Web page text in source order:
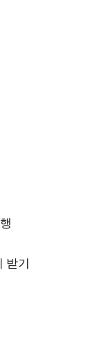
받기